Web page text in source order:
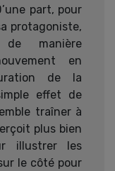
part, pour
protagoniste,
manière
en
de la
effet de
traîner à
plus bien
illustrer les
le côté pour